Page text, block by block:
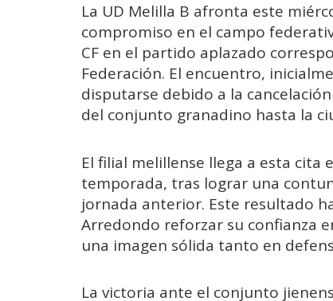
La UD Melilla B afronta este
compromiso en el campo
CF en el partido aplazado
Federación. El encuentro,
disputarse debido a la
del conjunto granadino hasta la
El filial melillense llega a esta cita
temporada, tras lograr una
jornada anterior. Este resultado
Arredondo reforzar su confianza
una imagen sólida tanto en
La victoria ante el conjunto